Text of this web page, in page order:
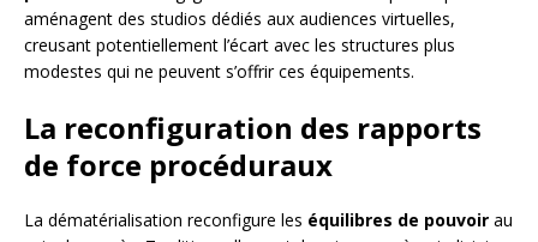
aménagent des studios dédiés aux audiences virtuelles,
creusant potentiellement l’écart avec les structures plus
modestes qui ne peuvent s’offrir ces équipements.
La reconfiguration des rapports
de force procéduraux
La dématérialisation reconfigure les équilibres de pouvoir au